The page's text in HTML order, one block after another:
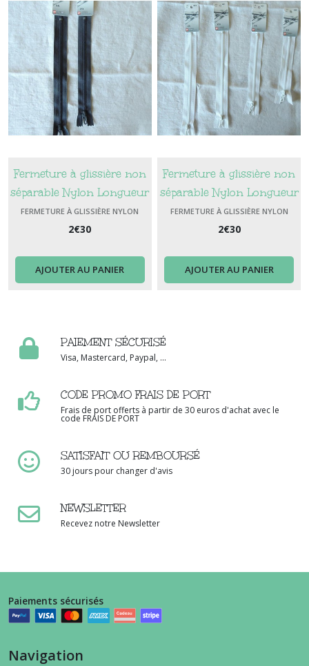
Fermeture à glissière non
séparable Nylon Longueur
18 cm Couleur Anthracyte
FERMETURE À GLISSIÈRE NYLON
2€30
AJOUTER AU PANIER
Fermeture à glissière non
séparable Nylon Longueur
12 cm Couleur Blanc
FERMETURE À GLISSIÈRE NYLON
2€30
AJOUTER AU PANIER
PAIEMENT SÉCURISÉ
Visa, Mastercard, Paypal, ...
CODE PROMO FRAIS DE PORT
Frais de port offerts à partir de 30 euros d'achat avec le
code FRAIS DE PORT
SATISFAIT OU REMBOURSÉ
30 jours pour changer d'avis
NEWSLETTER
Recevez notre Newsletter
Paiements sécurisés
Navigation